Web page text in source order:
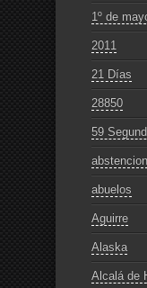
1º de
2011
21 Días
28850
59
abstencion
abuelos
Aguirre
Alaska
Alcalá de